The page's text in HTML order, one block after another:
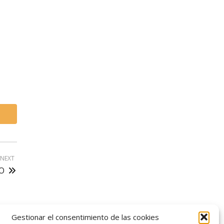
Gestionar el consentimiento de las cookies
NEXT